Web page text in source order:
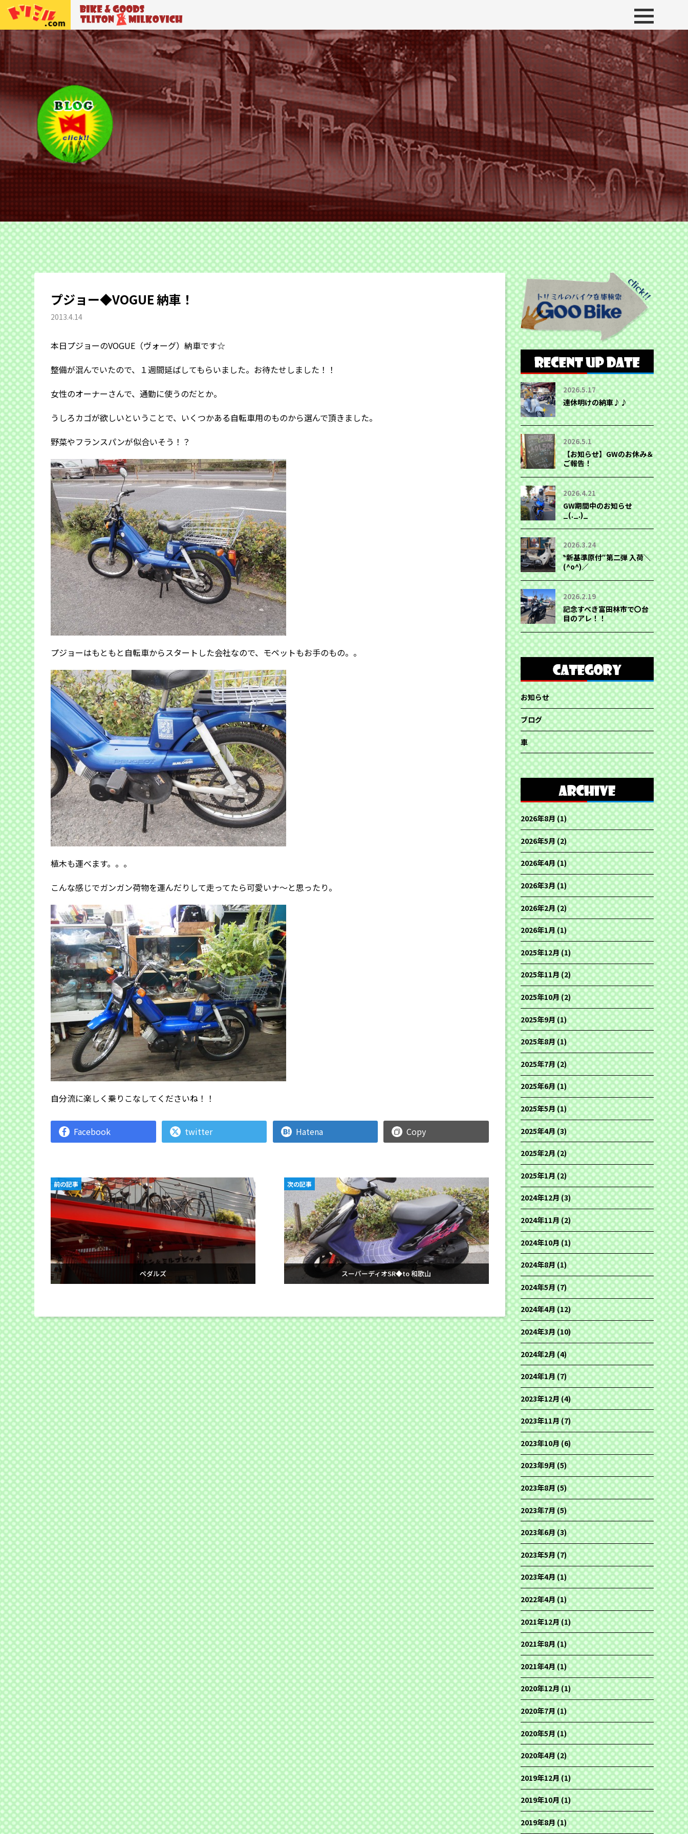
トリトン＆ミルコビッチ
プジョー◆VOGUE 納車！
2013.4.14
本日プジョーのVOGUE（ヴォーグ）納車です☆
整備が混んでいたので、１週間延ばしてもらいました。お待たせしました！！
女性のオーナーさんで、通勤に使うのだとか。
うしろカゴが欲しいということで、いくつかある自転車用のものから選んで頂きました。
野菜やフランスパンが似合いそう！？
プジョーはもともと自転車からスタートした会社なので、モペットもお手のもの。。
植木も運べます。。。
こんな感じでガンガン荷物を運んだりして走ってたら可愛いナ〜と思ったり。
自分流に楽しく乗りこなしてくださいね！！
Facebook twitter Hatena Copy
ぺダルズ
前の記事
スーパーディオSR◆to 和歌山
次の記事
2026.5.17
連休明けの納車♪♪
2026.5.1
【お知らせ】GWのお休み＆
ご報告！
2026.4.21
GW期間中のお知らせ
_(._.)_
2026.3.24
‶新基準原付″第二弾 入荷＼
(^o^)／
2026.2.19
記念すべき富田林市で〇台
目のアレ！！
お知らせ
ブログ
車
2026年8月(1)
2026年5月(2)
2026年4月(1)
2026年3月(1)
2026年2月(2)
2026年1月(1)
2025年12月(1)
2025年11月(2)
2025年10月(2)
2025年9月(1)
2025年8月(1)
2025年7月(2)
2025年6月(1)
2025年5月(1)
2025年4月(3)
2025年2月(2)
2025年1月(2)
2024年12月(3)
2024年11月(2)
2024年10月(1)
2024年8月(1)
2024年5月(7)
2024年4月(12)
2024年3月(10)
2024年2月(4)
2024年1月(7)
2023年12月(4)
2023年11月(7)
2023年10月(6)
2023年9月(5)
2023年8月(5)
2023年7月(5)
2023年6月(3)
2023年5月(7)
2023年4月(1)
2022年4月(1)
2021年12月(1)
2021年8月(1)
2021年4月(1)
2020年12月(1)
2020年7月(1)
2020年5月(1)
2020年4月(2)
2019年12月(1)
2019年10月(1)
2019年8月(1)